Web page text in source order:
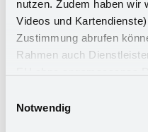
nutzen. Zudem haben wir
Videos und
Zustimmung abrufen
Rahmen auch
zu Sicherheits- und
Notwendig